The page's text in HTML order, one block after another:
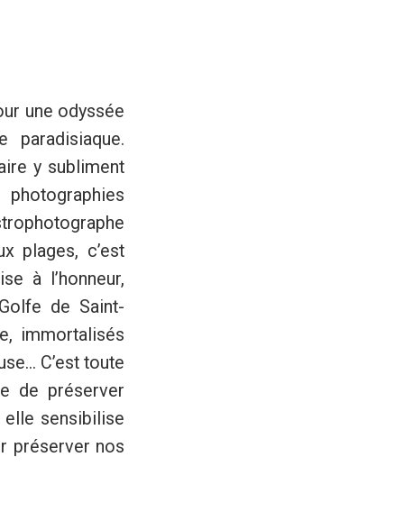
une odyssée
y subliment
plages, c’est
à l’honneur,
de Saint-
immortalisés
C’est toute
de préserver
elle sensibilise
préserver nos